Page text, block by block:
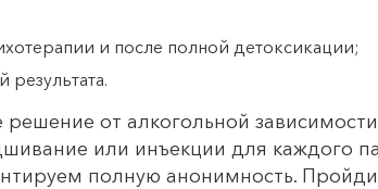
и после полной детоксикации;
от алкогольной
или инъекции для каждого
полную анонимность.